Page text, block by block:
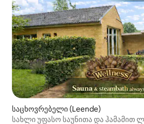
საცხოვრებელი (Leende)
სახლი უფასო საუნითა და ჰამამით